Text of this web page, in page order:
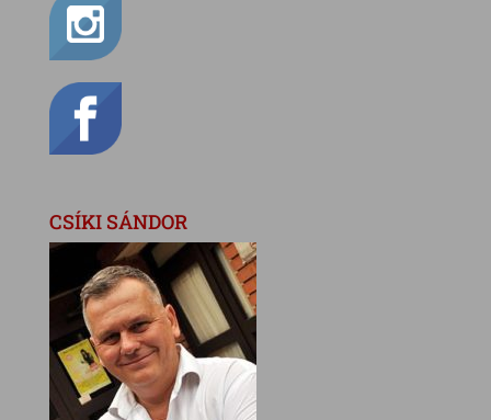
CSÍKI SÁNDOR